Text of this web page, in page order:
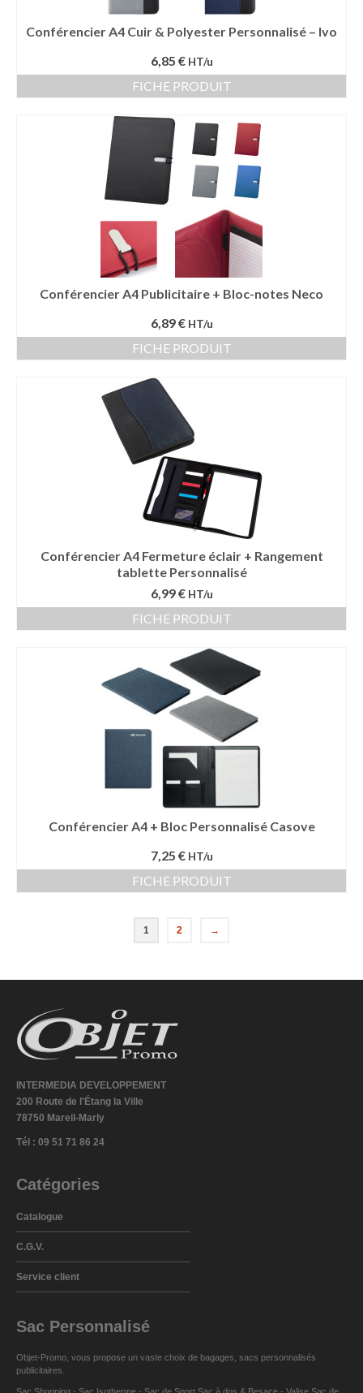
Conférencier A4 Cuir & Polyester Personnalisé – Ivo
6,85 € HT/u
FICHE PRODUIT
Conférencier A4 Publicitaire + Bloc-notes Neco
6,89 € HT/u
FICHE PRODUIT
Conférencier A4 Fermeture éclair + Rangement
tablette Personnalisé
6,99 € HT/u
FICHE PRODUIT
Conférencier A4 + Bloc Personnalisé Casove
7,25 € HT/u
FICHE PRODUIT
1 2 →
INTERMEDIA DEVELOPPEMENT
200 Route de l'Étang la Ville
78750 Mareil-Marly
Tél : 09 51 71 86 24
Catégories
Catalogue
C.G.V.
Service client
Sac Personnalisé
Objet-Promo, vous propose un vaste choix de bagages sacs personnalisés
publicitaires